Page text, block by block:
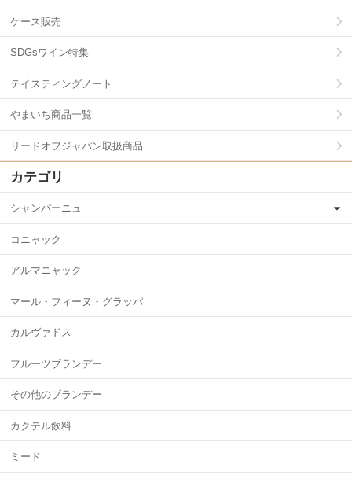
ケース販売
SDGsワイン特集
テイスティングノート
やまいち商品一覧
リードオフジャパン取扱商品
カテゴリ
シャンパーニュ
コニャック
アルマニャック
マール・フィーヌ・グラッパ
カルヴァドス
フルーツブランデー
その他のブランデー
カクテル飲料
ミード